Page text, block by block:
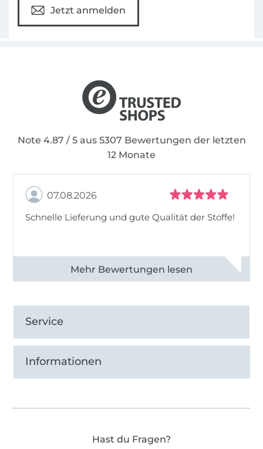
Jetzt anmelden
Note 4.87 / 5 aus 5307 Bewertungen der letzten
12 Monate
07.08.2026
Schnelle Lieferung und gute Qualität der Stoffe!
Alle 82968 Bewertungen ansehen
Service
Informationen
Hast du Fragen?